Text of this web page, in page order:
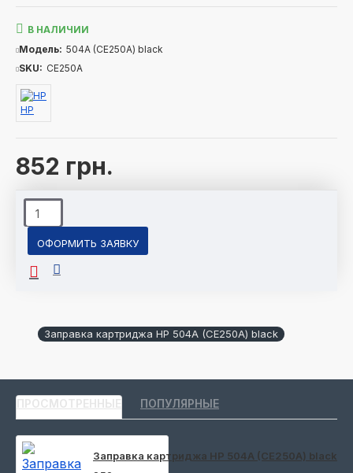
852 грн.
В НАЛИЧИИ
Модель: 504A (CE250A) black
SKU: CE250A
HP
ОФОРМИТЬ ЗАЯВКУ
Заправка картриджа HP 504A (CE250A) black
ПРОСМОТРЕННЫЕ ПОПУЛЯРНЫЕ
Заправка картриджа HP 504A (CE250A) black